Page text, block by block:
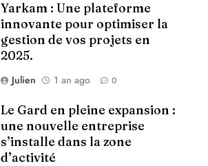
Yarkam : Une plateforme
innovante pour optimiser la
gestion de vos projets en
2025.
Julien 1 an ago 0
Le Gard en pleine expansion :
une nouvelle entreprise
s’installe dans la zone
d’activité